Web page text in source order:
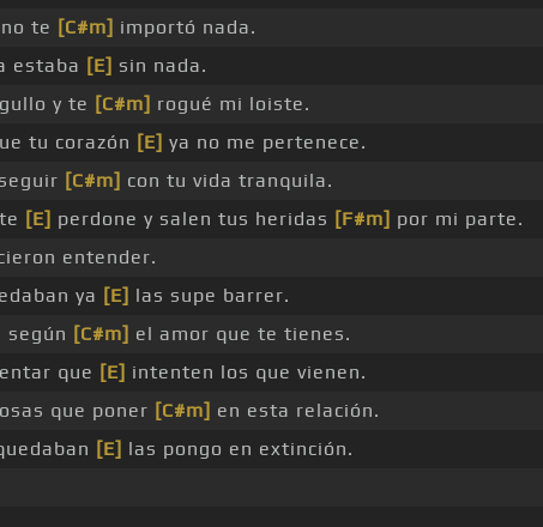
te [C#m] importó nada.
estaba [E] sin nada.
y te [C#m] rogué mi loiste.
tu corazón [E] ya no me pertenece.
[C#m] con tu vida tranquila.
[E] perdone y salen tus heridas [F#m] por mi parte.
entender.
ya [E] las supe barrer.
según [C#m] el amor que te tienes.
que [E] intenten los que vienen.
que poner [C#m] en esta relación.
[E] las pongo en extinción.